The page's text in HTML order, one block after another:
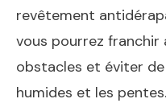
revêtement
vous pourrez franchir
obstacles et éviter
humides et les pentes.